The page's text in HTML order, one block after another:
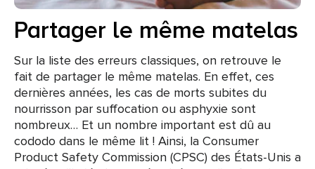
Partager le même matelas
Sur la liste des erreurs classiques, on retrouve le
fait de partager le même matelas. En effet, ces
dernières années, les cas de morts subites du
nourrisson par suffocation ou asphyxie sont
nombreux… Et un nombre important est dû au
cododo dans le même lit ! Ainsi, la Consumer
Product Safety Commission (CPSC) des États-Unis a